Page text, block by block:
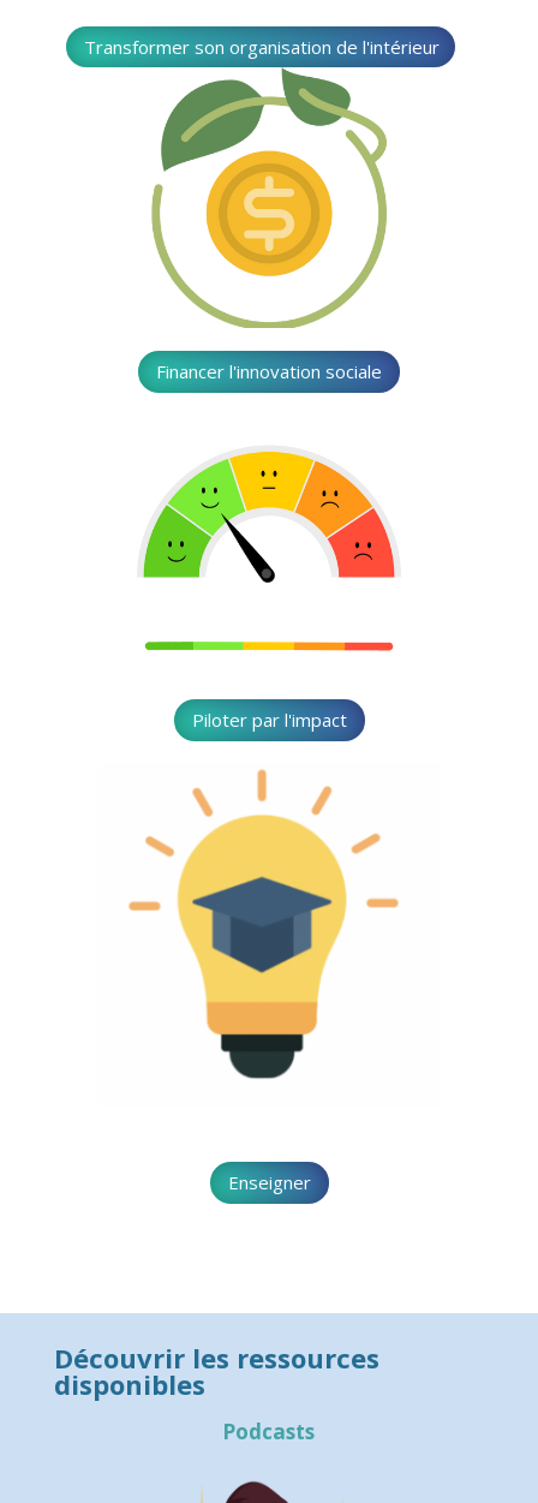
Transformer son organisation de l'intérieur
Financer l'innovation sociale
Piloter par l'impact
Enseigner
Découvrir les ressources
disponibles
Podcasts